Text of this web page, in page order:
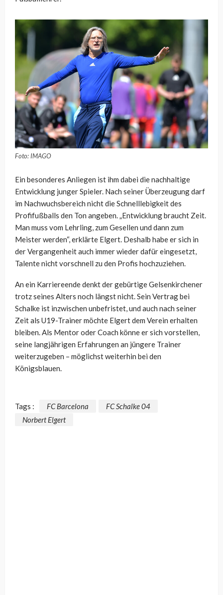
Foto: IMAGO
Ein besonderes Anliegen ist ihm dabei die nachhaltige
Entwicklung junger Spieler. Nach seiner Überzeugung darf
im Nachwuchsbereich nicht die Schnelllebigkeit des
Profifußballs den Ton angeben. „Entwicklung braucht Zeit.
Man muss vom Lehrling, zum Gesellen und dann zum
Meister werden“, erklärte Elgert. Deshalb habe er sich in
der Vergangenheit auch immer wieder dafür eingesetzt,
Talente nicht vorschnell zu den Profis hochzuziehen.
An ein Karriereende denkt der gebürtige Gelsenkirchener
trotz seines Alters noch längst nicht. Sein Vertrag bei
Schalke ist inzwischen unbefristet, und auch nach seiner
Zeit als U19-Trainer möchte Elgert dem Verein erhalten
bleiben. Als Mentor oder Coach könne er sich vorstellen,
seine langjährigen Erfahrungen an jüngere Trainer
weiterzugeben – möglichst weiterhin bei den
Königsblauen.
Tags : FC Barcelona
FC Schalke 04
Norbert Elgert